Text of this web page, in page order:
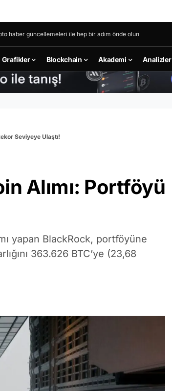
haber güncellemeleri ile hep bir adım önde olun
Grafikler Blockchain Akademi Analizler
Seviyeye Ulaştı!
Alımı: Portföyü
yapan BlackRock, portföyüne
363.626 BTC’ye (23,68